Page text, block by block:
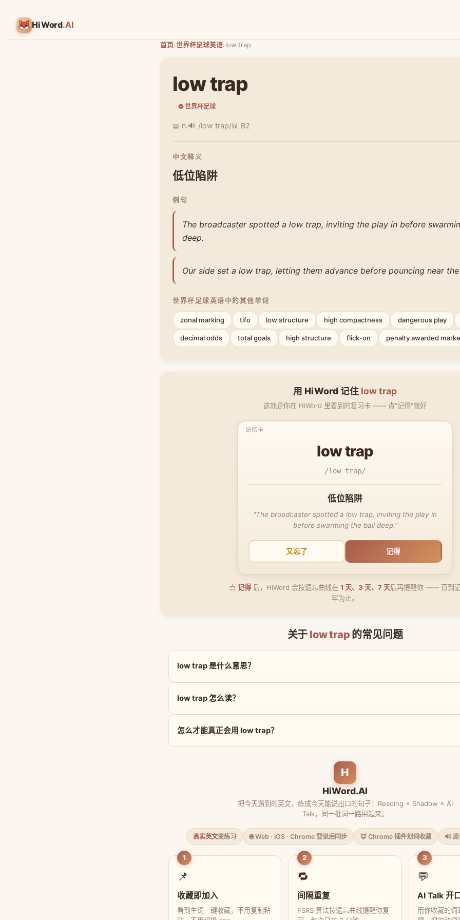
HiWord.AI
首页›世界杯足球英语›low trap
low trap
⚽ 世界杯足球
📖 n.🔊 /low trap/📊 B2
中文释义
低位陷阱
例句
The broadcaster spotted a low trap, inviting the play in before
deep.
Our side set a low trap, letting them advance before pouncing near
世界杯足球英语中的其他单词
zonal marking tifo low structure high compactness dangerous play
decimal odds total goals high structure flick-on penalty awarded
用 HiWord 记住 low trap
这就是你在 HiWord 里看到的复习卡 —— 点"记得"就好
low trap
/low trap/
低位陷阱
"The broadcaster spotted a low trap, inviting the play in
before swarming the ball deep."
又忘了 记得
点 记得 后，HiWord 会按遗忘曲线在 1 天、3 天、7 天后再提醒你 —— 直到
牢为止。
关于 low trap 的常见问题
low trap 是什么意思？
low trap 怎么读？
怎么才能真正会用 low trap？
H
HiWord.AI
把今天遇到的英文，练成今天能说出口的句子：Reading × Shadow × AI
Talk，同一批词一路用起来。
真实英文变练习 🌐 Web · iOS · Chrome 登录后同步 🦊 Chrome 插件划词收藏 🔊
1
📌
收藏即加入
看到生词一键收藏，不用复制粘
2
🔁
间隔重复
FSRS 算法按遗忘曲线提醒你复
3
💬
AI Talk 开
用你收藏的词